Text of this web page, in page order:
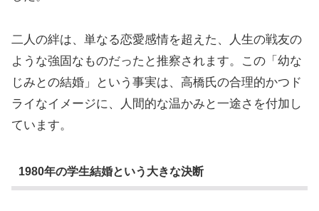
二人の絆は、単なる恋愛感情を超えた、人生の戦友の
ような強固なものだったと推察されます。この「幼な
じみとの結婚」という事実は、高橋氏の合理的かつド
ライなイメージに、人間的な温かみと一途さを付加し
ています。
1980年の学生結婚という大きな決断